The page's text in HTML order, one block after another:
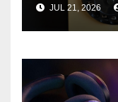
JUL 21, 2026